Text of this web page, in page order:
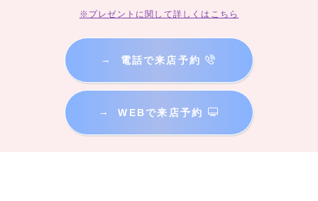
※プレゼントに関して詳しくはこちら
→ 電話で来店予約
→ WEBで来店予約